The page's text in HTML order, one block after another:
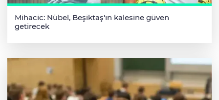
Mihacic: Nübel, Beşiktaş'ın kalesine güven
getirecek